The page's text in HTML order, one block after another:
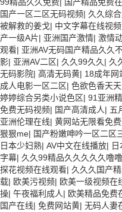
国产一区二区无码视频| 久久综
被解救的姜戈| 中文字幕在线视
产一级A片| 亚洲国产激情| 激情
观看| 亚洲AV无码国产精品久久
影| 亚洲AV二区| 久久99久久 | 久
无码影院| 高清无码黄| 18成年网
成人电影一区二区| 色欲色香天
婷婷综合另类小说色区| 91亚洲
免费无码视频| 国产高清成人| 五
亚洲伦理在线| 黄网站无限看免
狠狠me| 国产粉嫩呻吟一区二区
日本少妇熟| AV中文在线播放|
字幕| 久久99精品久久久久久噜噜
探花视频在线观看| 久久久国产
载| 欧美污视频| 欧美一级视频在
操| 午夜福利成人| 欧美精品免费
国产在线| 免费网站黄| 无码人妻